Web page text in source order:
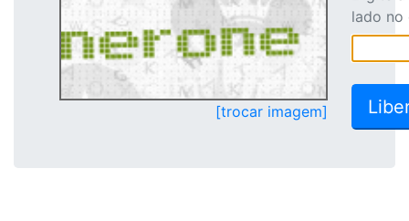
[trocar imagem]
lado no